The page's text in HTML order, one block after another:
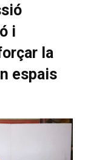
i
la
espais